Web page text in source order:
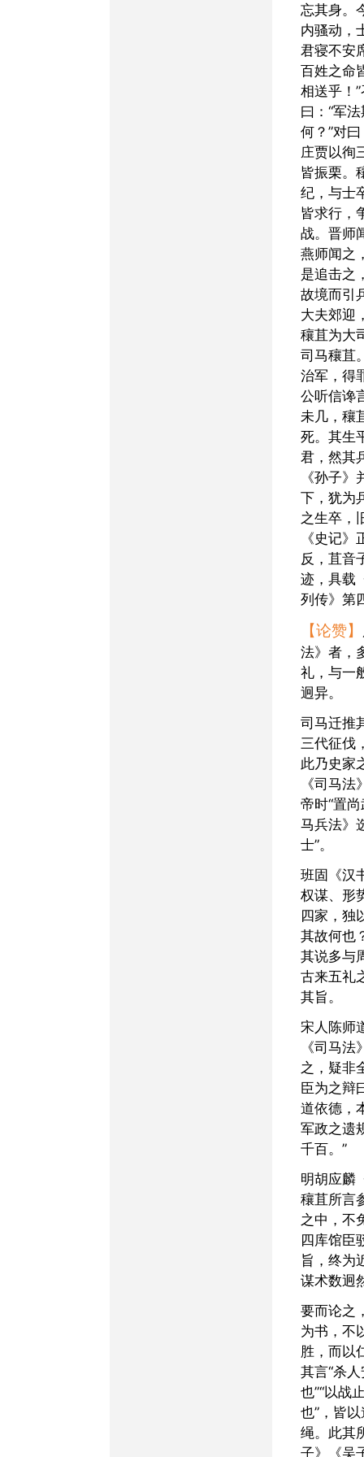
忘其身。
内骚动，
君寝不安
百姓之命
相送乎！
曰：“军
何？”对
庄贾以徇
皆振栗。
纪，与士
皆求行，
战。晋师
燕师闻之
是追击之
故境而引
大夫郊迎
穰苴为大
司马穰苴
治军，得
公听信谗
未几，穰
死。其生
君，然其
《孙子
下，犹为
之生卒，
《史记》
反，苴音
迹，具载
列传》第
【论赞】
法》者，
礼，与一
迥异。
司马迁推其“闳廓深远，虽
三代征伐
此乃史家
《司马
帝时“置
马兵法》
士”。
班固《汉书·艺文志》序兵
权谋、形
四家，独
其故何也
其说多与
古来五礼
其旨。
宋人陈师道以传记所载
《司马
之，疑非
臣为之辩
道依德，
军政之遗
千百。”
明胡应麟《笔丛》惜其“以
穰苴所言
之中，不
四库馆臣
旨，终为
谋术数迥
要而论之，《司马法》之
为书，不
胜，而以
其言“杀
也”“以战
也”，皆
绳。此其
子》《吴